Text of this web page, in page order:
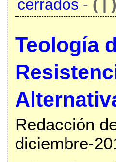
cerrados - ( | )
Teología
Redacción
diciembre-